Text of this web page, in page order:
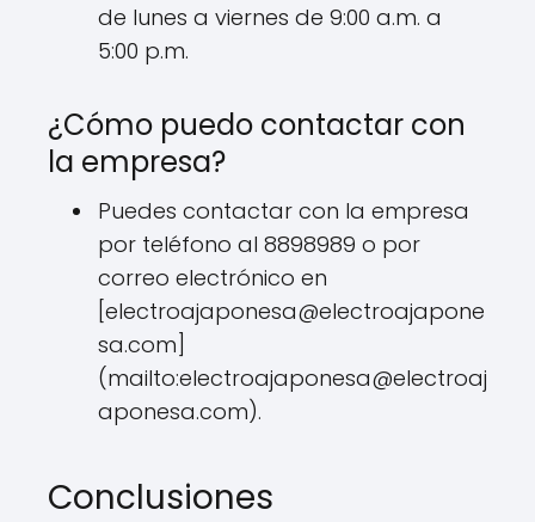
de lunes a viernes de 9:00 a.m. a
5:00 p.m.
¿Cómo puedo contactar con
la empresa?
Puedes contactar con la empresa
por teléfono al 8898989 o por
correo electrónico en
[electroajaponesa@electroajapone
sa.com]
(mailto:electroajaponesa@electroaj
aponesa.com).
Conclusiones